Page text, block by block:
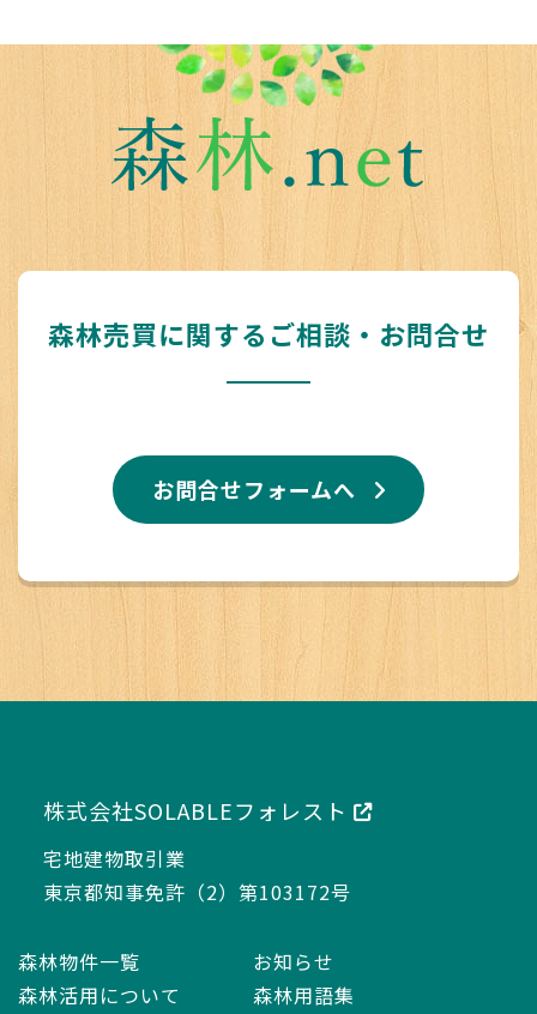
森林売買に関するご相談・お問合せ
お問合せフォームへ
株式会社SOLABLEフォレスト
宅地建物取引業
東京都知事免許（2）第103172号
森林物件一覧
森林活用について
お知らせ
森林用語集